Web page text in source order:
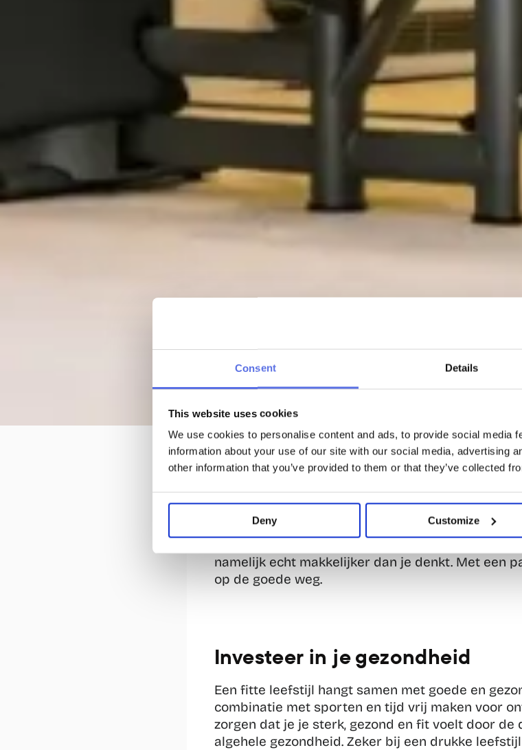
Consent Details
This website uses cookies
We use cookies to personalise content and ads, to provide social media
information about your use of our site with our social media, advertising
other information that you’ve provided to them or that they’ve collected
Deny Customize
Fit worden is makkelijker
Hoeveel uur op een dag breng je zittend door?
kantoorbaan of breng je veel avonden door voor
dat wanneer je langer dan 2 uur achter elkaar stil
stofwisseling. Ze zeggen zelfs dat stilzitten bijna
namelijk echt makkelijker dan je denkt. Met een
op de goede weg.
Investeer in je gezondheid
Een fitte leefstijl hangt samen met goede en
combinatie met sporten en tijd vrij maken voor
zorgen dat je je sterk, gezond en fit voelt door de
algehele gezondheid. Zeker bij een drukke